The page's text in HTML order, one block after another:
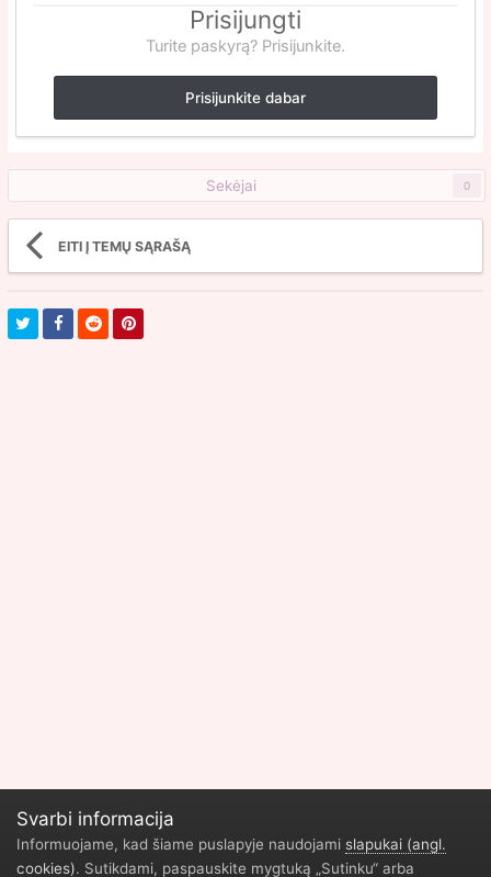
Prisijungti
Turite paskyrą? Prisijunkite.
Prisijunkite dabar
Sekėjai 0
EITI Į TEMŲ SĄRAŠĄ
Svarbi informacija
Informuojame, kad šiame puslapyje naudojami slapukai (angl.
cookies). Sutikdami, paspauskite mygtuką „Sutinku“ arba